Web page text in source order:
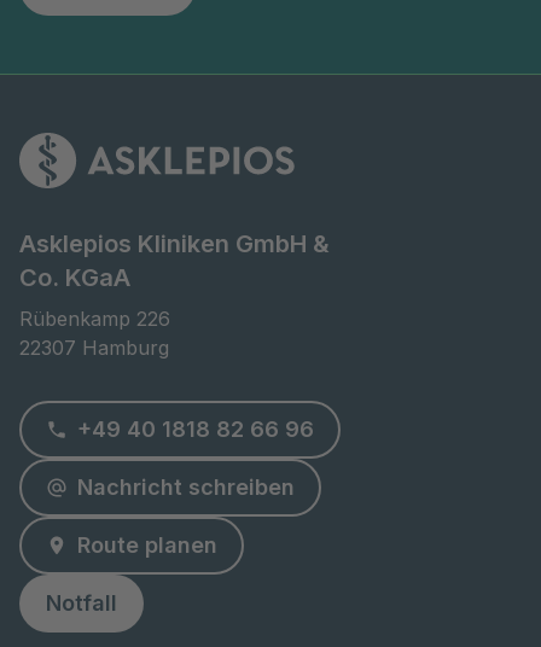
Asklepios Kliniken GmbH &
Co. KGaA
Rübenkamp 226
22307 Hamburg
+49 40 1818 82 66 96
Nachricht schreiben
Route planen
Notfall